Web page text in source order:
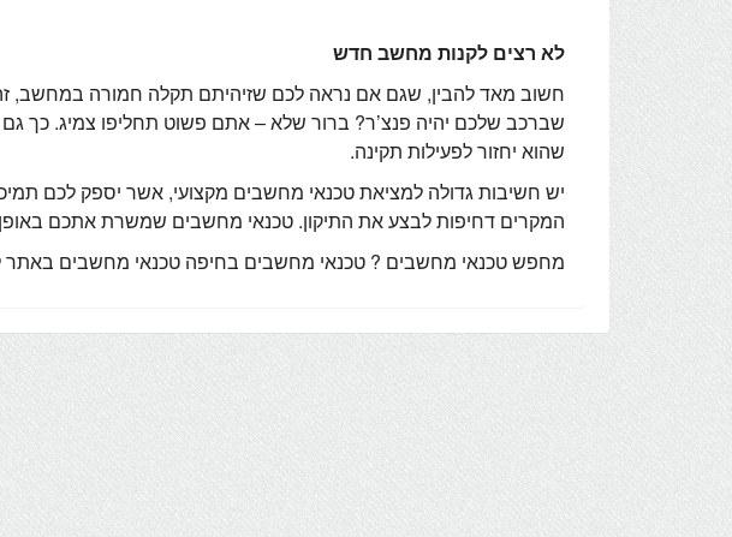
לא רצים לקנות מחשב חדש
חשוב מאד להבין, שגם אם נראה לכם שזיהיתם תקלה חמורה במחשב,
שברכב שלכם יהיה פנצ’ר? ברור שלא – אתם פשוט תחליפו צמיג. כך
שהוא יחזור לפעילות תקינה.
יש חשיבות גדולה למציאת טכנאי מחשבים מקצועי, אשר יספק לכם
המקרים דחיפות לבצע את התיקון. טכנאי מחשבים שמשרת אתכם באופן
מחפש טכנאי מחשבים ? טכנאי מחשבים בחיפה טכנאי מחשבים באתר לקוח או